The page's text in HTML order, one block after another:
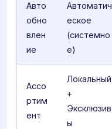
Авто
обно
влен
ие
Автоматич
еское
(системно
е)
Ассо
ртим
ент
Локальный
+
Эксклюзив
ы